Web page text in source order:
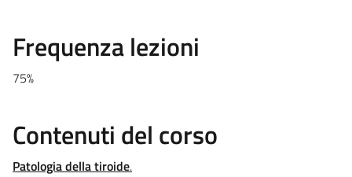
Frequenza lezioni
75%
Contenuti del corso
Patologia della tiroide.